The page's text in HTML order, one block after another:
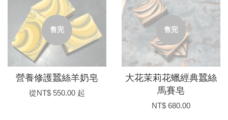
售完
營養修護蠶絲羊奶皂
從NT$ 550.00 起
售完
大花茉莉花蠟經典蠶絲
馬賽皂
NT$ 680.00